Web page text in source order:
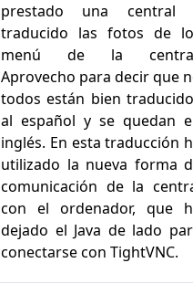
prestado una central
traducido las fotos de
menú de la
Aprovecho para decir que
todos están bien
al español y se quedan
inglés. En esta traducción
utilizado la nueva forma
comunicación de la
con el ordenador, que
dejado el Java de lado
conectarse con TightVNC.